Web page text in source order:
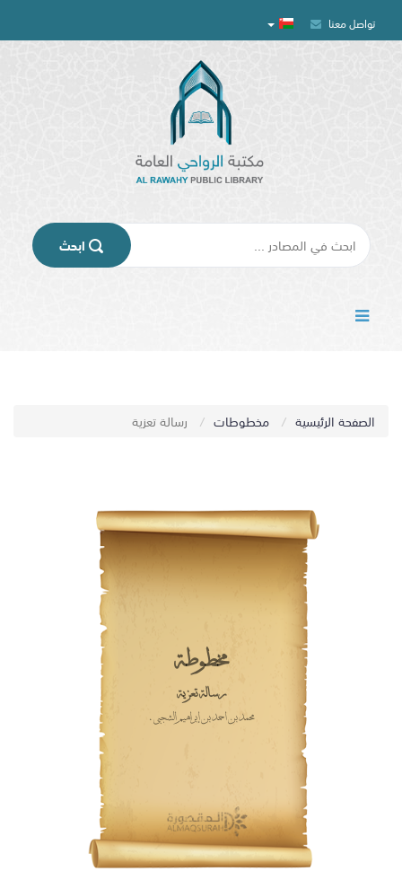
تواصل معنا
اﺑﺤﺚ
الصفحة الرئيسية مخطوطات رسالة تعزية
مخطوطة
رسالة تعزية
محمد بن أحمد بن إبراهيم الشجبي.